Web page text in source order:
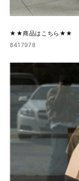
★★商品はこちら★★
8417978